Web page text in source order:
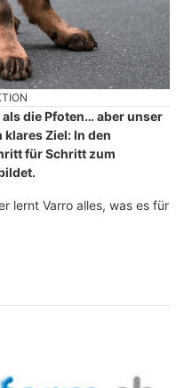
die Pfoten… aber unser
klares Ziel: In den
für Schritt zum
lernt Varro alles, was es für